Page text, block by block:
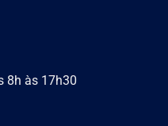
8h às 17h30